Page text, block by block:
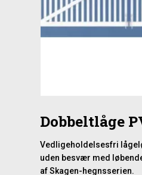
Dobbeltlåge
Vedligeholdelsesfri
uden besvær med
af Skagen-hegnsserien.